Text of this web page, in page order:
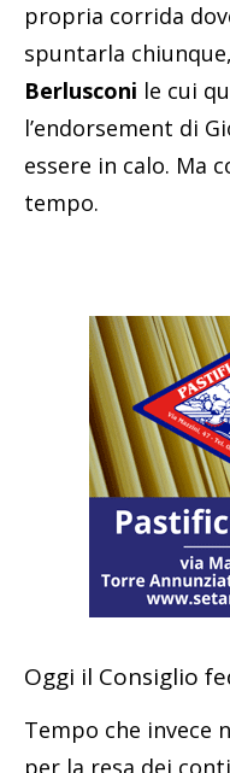
propria corrida
spuntarla
Berlusconi le cui
l’endorsement di
essere in calo. Ma
tempo.
Oggi il Consiglio
Tempo che invece
per la resa dei